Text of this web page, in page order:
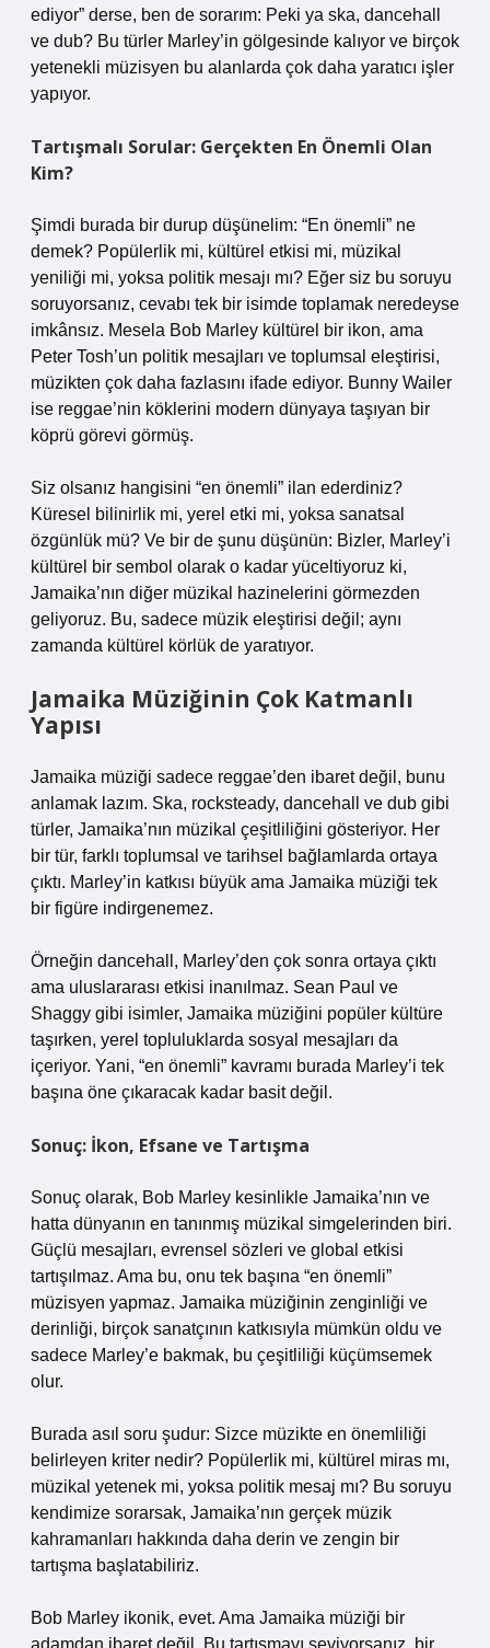
ediyor” derse, ben de sorarım: Peki ya ska, dancehall
ve dub? Bu türler Marley’in gölgesinde kalıyor ve birçok
yetenekli müzisyen bu alanlarda çok daha yaratıcı işler
yapıyor.
Tartışmalı Sorular: Gerçekten En Önemli Olan
Kim?
Şimdi burada bir durup düşünelim: “En önemli” ne
demek? Popülerlik mi, kültürel etkisi mi, müzikal
yeniliği mi, yoksa politik mesajı mı? Eğer siz bu soruyu
soruyorsanız, cevabı tek bir isimde toplamak neredeyse
imkânsız. Mesela Bob Marley kültürel bir ikon, ama
Peter Tosh’un politik mesajları ve toplumsal eleştirisi,
müzikten çok daha fazlasını ifade ediyor. Bunny Wailer
ise reggae’nin köklerini modern dünyaya taşıyan bir
köprü görevi görmüş.
Siz olsanız hangisini “en önemli” ilan ederdiniz?
Küresel bilinirlik mi, yerel etki mi, yoksa sanatsal
özgünlük mü? Ve bir de şunu düşünün: Bizler, Marley’i
kültürel bir sembol olarak o kadar yüceltiyoruz ki,
Jamaika’nın diğer müzikal hazinelerini görmezden
geliyoruz. Bu, sadece müzik eleştirisi değil; aynı
zamanda kültürel körlük de yaratıyor.
Jamaika Müziğinin Çok Katmanlı
Yapısı
Jamaika müziği sadece reggae’den ibaret değil, bunu
anlamak lazım. Ska, rocksteady, dancehall ve dub gibi
türler, Jamaika’nın müzikal çeşitliliğini gösteriyor. Her
bir tür, farklı toplumsal ve tarihsel bağlamlarda ortaya
çıktı. Marley’in katkısı büyük ama Jamaika müziği tek
bir figüre indirgenemez.
Örneğin dancehall, Marley’den çok sonra ortaya çıktı
ama uluslararası etkisi inanılmaz. Sean Paul ve
Shaggy gibi isimler, Jamaika müziğini popüler kültüre
taşırken, yerel topluluklarda sosyal mesajları da
içeriyor. Yani, “en önemli” kavramı burada Marley’i tek
başına öne çıkaracak kadar basit değil.
Sonuç: İkon, Efsane ve Tartışma
Sonuç olarak, Bob Marley kesinlikle Jamaika’nın ve
hatta dünyanın en tanınmış müzikal simgelerinden biri.
Güçlü mesajları, evrensel sözleri ve global etkisi
tartışılmaz. Ama bu, onu tek başına “en önemli”
müzisyen yapmaz. Jamaika müziğinin zenginliği ve
derinliği, birçok sanatçının katkısıyla mümkün oldu ve
sadece Marley’e bakmak, bu çeşitliliği küçümsemek
olur.
Burada asıl soru şudur: Sizce müzikte en önemliliği
belirleyen kriter nedir? Popülerlik mi, kültürel miras mı,
müzikal yetenek mi, yoksa politik mesaj mı? Bu soruyu
kendimize sorarsak, Jamaika’nın gerçek müzik
kahramanları hakkında daha derin ve zengin bir
tartışma başlatabiliriz.
Bob Marley ikonik, evet. Ama Jamaika müziği bir
adamdan ibaret değil. Bu tartışmayı seviyorsanız, bir